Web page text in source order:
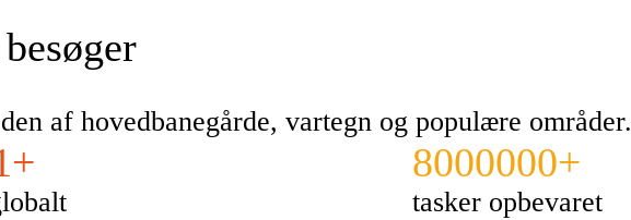
af hovedbanegårde, vartegn og populære områder.
8000000+
tasker opbevaret